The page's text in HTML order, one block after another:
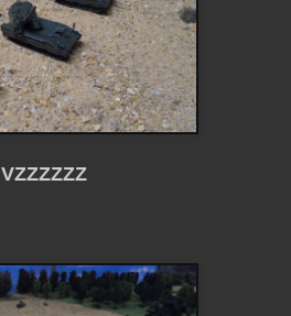
VZZZZZZ